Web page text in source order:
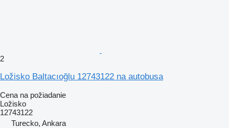
2
Ložisko Baltacıoğlu 12743122 na autobusa
Cena na požiadanie
Ložisko
12743122
Turecko, Ankara